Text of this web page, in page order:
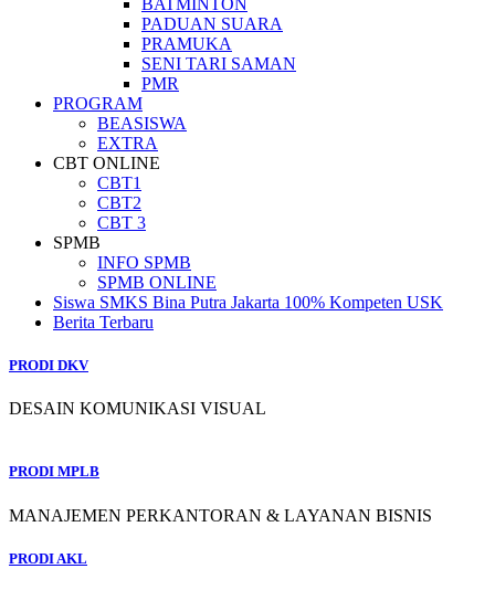
PADUAN SUARA
PRAMUKA
SENI TARI SAMAN
PMR
PROGRAM
BEASISWA
EXTRA
CBT ONLINE
CBT1
CBT2
CBT 3
SPMB
INFO SPMB
SPMB ONLINE
Siswa SMKS Bina Putra Jakarta 100% Kompeten USK
Berita Terbaru
PRODI DKV
DESAIN KOMUNIKASI VISUAL
PRODI MPLB
MANAJEMEN PERKANTORAN & LAYANAN BISNIS
PRODI AKL